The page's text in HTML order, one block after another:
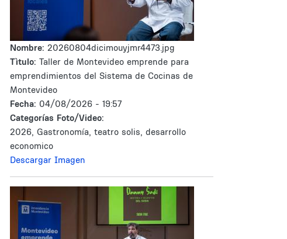
Nombre: 20260804dicimouyjmr4473.jpg
Tìtulo: Taller de Montevideo emprende para
emprendimientos del Sistema de Cocinas de
Montevideo
Fecha: 04/08/2026 - 19:57
Categorías Foto/Video:
2026, Gastronomía, teatro solis, desarrollo
economico
Descargar Imagen